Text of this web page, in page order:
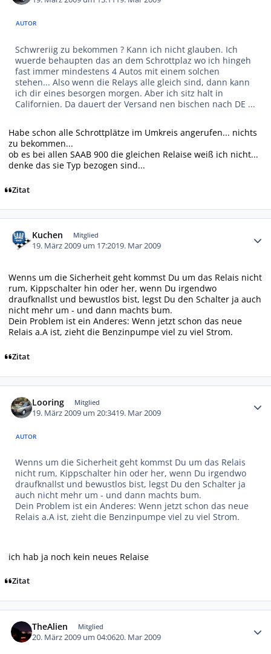
AUTOR
Schwreriig zu bekommen ? Kann ich nicht glauben. Ich
wuerde behaupten das an dem Schrottplaz wo ich hingeh
fast immer mindestens 4 Autos mit einem solchen
stehen... Also wenn die Relays alle gleich sind, dann kann
ich dir eines besorgen morgen. Aber ich sitz halt in
Californien. Da dauert der Versand nen bischen nach DE ...
Habe schon alle Schrottplätze im Umkreis angerufen... nichts
zu bekommen...
ob es bei allen SAAB 900 die gleichen Relaise weiß ich nicht...
denke das sie Typ bezogen sind...
Zitat
Kuchen Mitglied
19. März 2009 um 17:2019. Mar 2009
Wenns um die Sicherheit geht kommst Du um das Relais nicht
rum, Kippschalter hin oder her, wenn Du irgendwo
draufknallst und bewustlos bist, legst Du den Schalter ja auch
nicht mehr um - und dann machts bum.
Dein Problem ist ein Anderes: Wenn jetzt schon das neue
Relais a.A ist, zieht die Benzinpumpe viel zu viel Strom.
Zitat
Looring Mitglied
19. März 2009 um 20:3419. Mar 2009
AUTOR
Wenns um die Sicherheit geht kommst Du um das Relais
nicht rum, Kippschalter hin oder her, wenn Du irgendwo
draufknallst und bewustlos bist, legst Du den Schalter ja
auch nicht mehr um - und dann machts bum.
Dein Problem ist ein Anderes: Wenn jetzt schon das neue
Relais a.A ist, zieht die Benzinpumpe viel zu viel Strom.
ich hab ja noch kein neues Relaise
Zitat
TheAlien Mitglied
20. März 2009 um 04:0620. Mar 2009